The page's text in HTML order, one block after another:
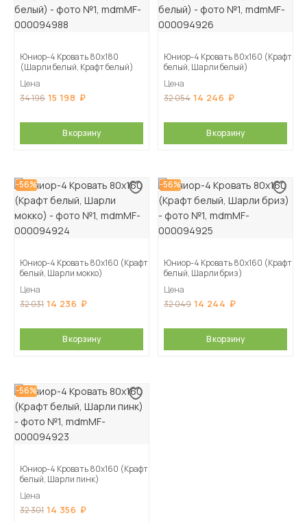
Юниор-4 Кровать 80х180
(Шарли белый, Крафт белый)
Цена
34 196 15 198
В корзину
Юниор-4 Кровать 80х160 (Крафт
белый, Шарли белый)
Цена
32 054 14 246
В корзину
-56%
Юниор-4 Кровать 80х160 (Крафт
белый, Шарли мокко)
Цена
32 031 14 236
В корзину
-56%
Юниор-4 Кровать 80х160 (Крафт
белый, Шарли бриз)
Цена
32 049 14 244
В корзину
-56%
Юниор-4 Кровать 80х160 (Крафт
белый, Шарли пинк)
Цена
32 301 14 356